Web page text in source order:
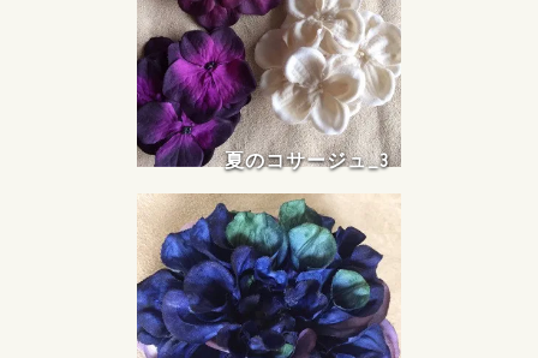
夏のコサージュ_3